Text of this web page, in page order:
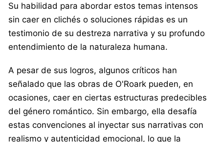
Su habilidad para abordar estos temas intensos
sin caer en clichés o soluciones rápidas es un
testimonio de su destreza narrativa y su profundo
entendimiento de la naturaleza humana.
A pesar de sus logros, algunos críticos han
señalado que las obras de O'Roark pueden, en
ocasiones, caer en ciertas estructuras predecibles
del género romántico. Sin embargo, ella desafía
estas convenciones al inyectar sus narrativas con
realismo y autenticidad emocional, lo que la